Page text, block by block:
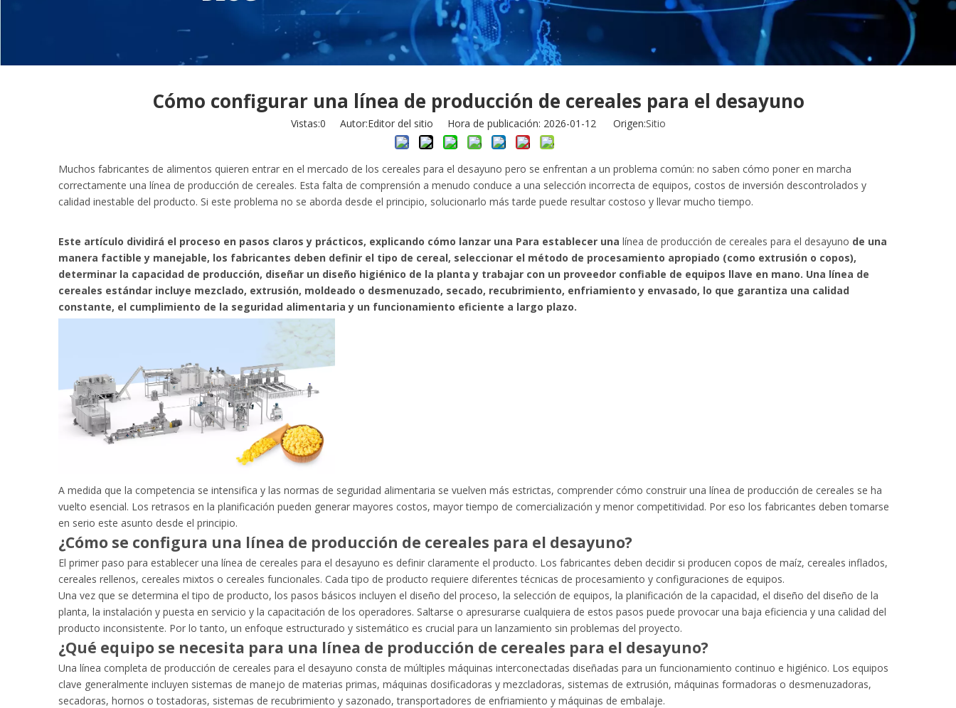
Cómo configurar una línea de producción de cereales para el desayuno
Vistas:0 Autor:Editor del sitio Hora de publicación: 2026-01-12 Origen:Sitio
Muchos fabricantes de alimentos quieren entrar en el mercado de los cereales para el desayuno pero se enfrentan a un problema común: no saben cómo poner en marcha
correctamente una línea de producción de cereales. Esta falta de comprensión a menudo conduce a una selección incorrecta de equipos, costos de inversión descontrolados y
calidad inestable del producto. Si este problema no se aborda desde el principio, solucionarlo más tarde puede resultar costoso y llevar mucho tiempo.
Este artículo dividirá el proceso en pasos claros y prácticos, explicando cómo lanzar una Para establecer una línea de producción de cereales para el desayuno de una
manera factible y manejable, los fabricantes deben definir el tipo de cereal, seleccionar el método de procesamiento apropiado (como extrusión o copos),
determinar la capacidad de producción, diseñar un diseño higiénico de la planta y trabajar con un proveedor confiable de equipos llave en mano. Una línea de
cereales estándar incluye mezclado, extrusión, moldeado o desmenuzado, secado, recubrimiento, enfriamiento y envasado, lo que garantiza una calidad
constante, el cumplimiento de la seguridad alimentaria y un funcionamiento eficiente a largo plazo.
A medida que la competencia se intensifica y las normas de seguridad alimentaria se vuelven más estrictas, comprender cómo construir una línea de producción de cereales se ha
vuelto esencial. Los retrasos en la planificación pueden generar mayores costos, mayor tiempo de comercialización y menor competitividad. Por eso los fabricantes deben tomarse
en serio este asunto desde el principio.
¿Cómo se configura una línea de producción de cereales para el desayuno?
El primer paso para establecer una línea de cereales para el desayuno es definir claramente el producto. Los fabricantes deben decidir si producen copos de maíz, cereales inflados,
cereales rellenos, cereales mixtos o cereales funcionales. Cada tipo de producto requiere diferentes técnicas de procesamiento y configuraciones de equipos.
Una vez que se determina el tipo de producto, los pasos básicos incluyen el diseño del proceso, la selección de equipos, la planificación de la capacidad, el diseño del diseño de la
planta, la instalación y puesta en servicio y la capacitación de los operadores. Saltarse o apresurarse cualquiera de estos pasos puede provocar una baja eficiencia y una calidad del
producto inconsistente. Por lo tanto, un enfoque estructurado y sistemático es crucial para un lanzamiento sin problemas del proyecto.
¿Qué equipo se necesita para una línea de producción de cereales para el desayuno?
Una línea completa de producción de cereales para el desayuno consta de múltiples máquinas interconectadas diseñadas para un funcionamiento continuo e higiénico. Los equipos
clave generalmente incluyen sistemas de manejo de materias primas, máquinas dosificadoras y mezcladoras, sistemas de extrusión, máquinas formadoras o desmenuzadoras,
secadoras, hornos o tostadoras, sistemas de recubrimiento y sazonado, transportadores de enfriamiento y máquinas de embalaje.